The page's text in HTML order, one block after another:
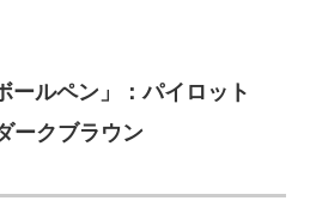
ールペン」：パイロット
ークブラウン